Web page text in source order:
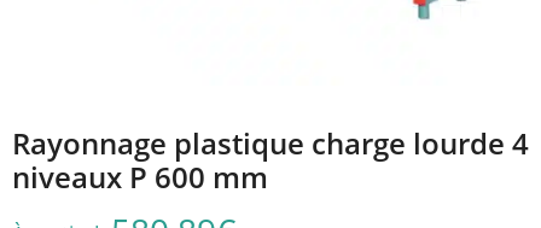
Rayonnage plastique charge lourde 4
niveaux P 600 mm